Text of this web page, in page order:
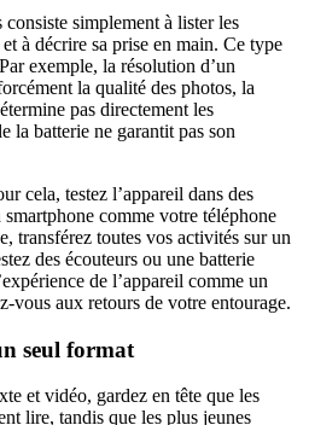
simplement à lister les
à décrire sa prise en main. Ce type
exemple, la résolution d’un
la qualité des photos, la
pas directement les
la batterie ne garantit pas son
cela, testez l’appareil dans des
comme votre téléphone
transférez toutes vos activités sur un
des écouteurs ou une batterie
de l’appareil comme un
vous aux retours de votre entourage.
seul format
et vidéo, gardez en tête que les
lire, tandis que les plus jeunes